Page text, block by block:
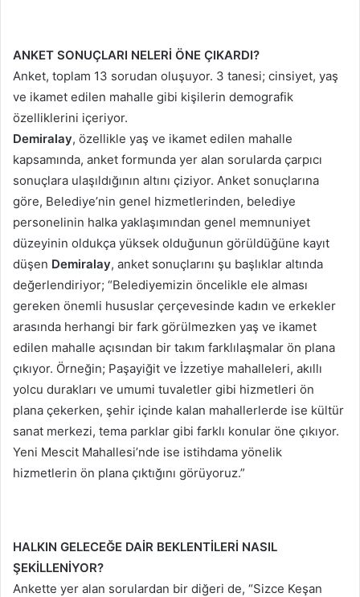
ANKET SONUÇLARI NELERİ ÖNE ÇIKARDI?
Anket, toplam 13 sorudan oluşuyor. 3 tanesi; cinsiyet, yaş
ve ikamet edilen mahalle gibi kişilerin demografik
özelliklerini içeriyor.
Demiralay, özellikle yaş ve ikamet edilen mahalle
kapsamında, anket formunda yer alan sorularda çarpıcı
sonuçlara ulaşıldığının altını çiziyor. Anket sonuçlarına
göre, Belediye’nin genel hizmetlerinden, belediye
personelinin halka yaklaşımından genel memnuniyet
düzeyinin oldukça yüksek olduğunun görüldüğüne kayıt
düşen Demiralay, anket sonuçlarını şu başlıklar altında
değerlendiriyor; “Belediyemizin öncelikle ele alması
gereken önemli hususlar çerçevesinde kadın ve erkekler
arasında herhangi bir fark görülmezken yaş ve ikamet
edilen mahalle açısından bir takım farklılaşmalar ön plana
çıkıyor. Örneğin; Paşayiğit ve İzzetiye mahalleleri, akıllı
yolcu durakları ve umumi tuvaletler gibi hizmetleri ön
plana çekerken, şehir içinde kalan mahallerlerde ise kültür
sanat merkezi, tema parklar gibi farklı konular öne çıkıyor.
Yeni Mescit Mahallesi’nde ise istihdama yönelik
hizmetlerin ön plana çıktığını görüyoruz.”
HALKIN GELECEĞE DAİR BEKLENTİLERİ NASIL
ŞEKİLLENİYOR?
Ankette yer alan sorulardan bir diğeri de, “Sizce Keşan